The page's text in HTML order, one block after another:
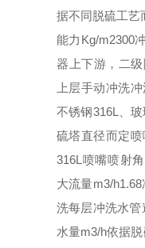
据不同脱硫工艺
能力Kg/m2300
器上下游，二
上层手动冲洗
不锈钢316L、
硫塔直径而定
316L喷嘴喷射
大流量m3/
洗每层冲洗水
水量m3/h依据